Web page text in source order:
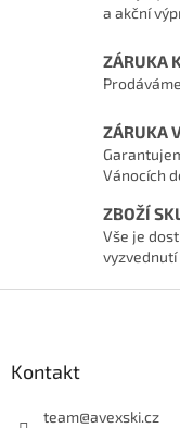
a akční
ZÁRUKA
ZÁRUKA
Vánocích
ZBOŽÍ
Vše je
Kontakt
team@avexski.cz